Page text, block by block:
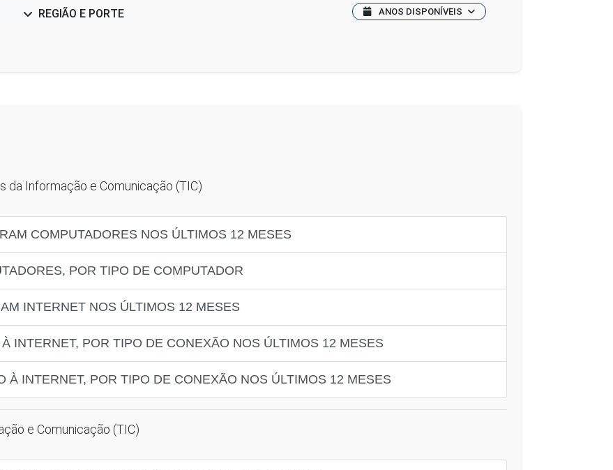
REGIÃO E PORTE ANOS DISPONÍVEIS
da Informação e Comunicação (TIC)
COMPUTADORES NOS ÚLTIMOS 12 MESES
POR TIPO DE COMPUTADOR
INTERNET NOS ÚLTIMOS 12 MESES
INTERNET, POR TIPO DE CONEXÃO NOS ÚLTIMOS 12 MESES
À INTERNET, POR TIPO DE CONEXÃO NOS ÚLTIMOS 12 MESES
e Comunicação (TIC)